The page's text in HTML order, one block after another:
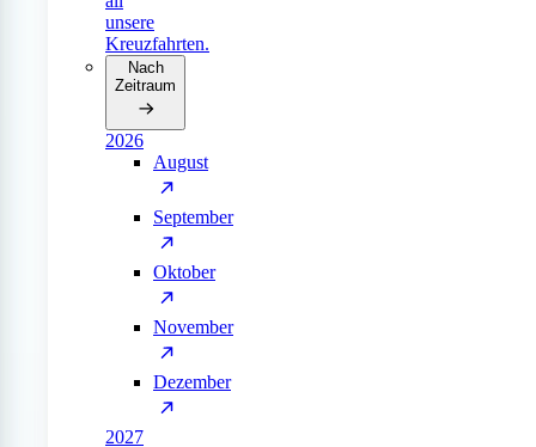
unsere
Kreuzfahrten.
Nach
Zeitraum
2026
August
September
Oktober
November
Dezember
2027